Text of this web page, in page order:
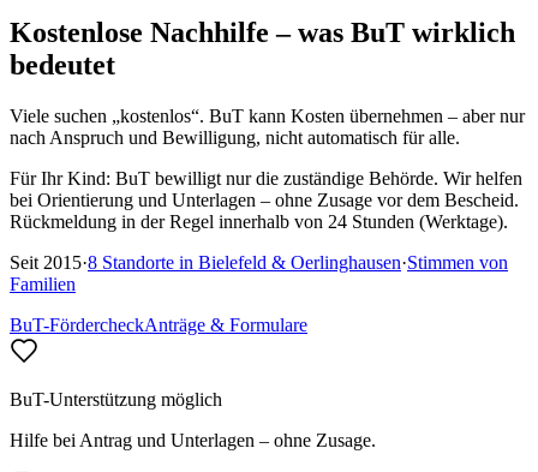
Kostenlose Nachhilfe – was BuT wirklich
bedeutet
Viele suchen „kostenlos“. BuT kann Kosten übernehmen – aber nur
nach Anspruch und Bewilligung, nicht automatisch für alle.
Für Ihr Kind: BuT bewilligt nur die zuständige Behörde. Wir helfen
bei Orientierung und Unterlagen – ohne Zusage vor dem Bescheid.
Rückmeldung in der Regel innerhalb von 24 Stunden (Werktage).
Seit 2015·8 Standorte in Bielefeld & Oerlinghausen·Stimmen von
Familien
BuT-FördercheckAnträge & Formulare
BuT-Unterstützung möglich
Hilfe bei Antrag und Unterlagen – ohne Zusage.